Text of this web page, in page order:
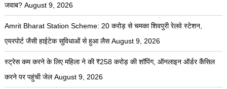
जवाब? August 9, 2026
Amrit Bharat Station Scheme: 20 करोड़ से चमका शिवपुरी रेलवे स्टेशन,
एयरपोर्ट जैसी हाईटेक सुविधाओं से हुआ लैस August 9, 2026
स्ट्रेस कम करने के लिए महिला ने की ₹258 करोड़ की शॉपिंग, ऑनलाइन ऑर्डर कैंसिल
करने पर पहुंची जेल August 9, 2026